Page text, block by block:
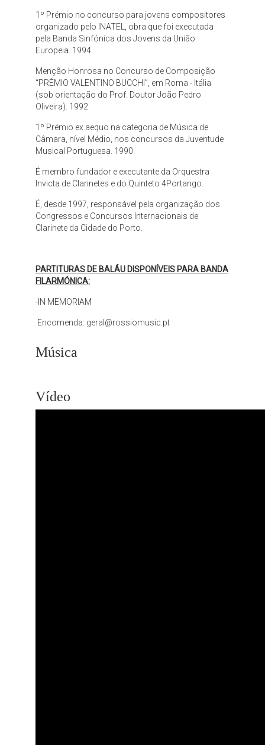
1º Prémio no concurso para jovens compositores
organizado pelo INATEL, obra que foi executada
pela Banda Sinfónica dos Jovens da União
Europeia. 1994.
Menção Honrosa no Concurso de Composição
“PRÉMIO VALENTINO BUCCHI”, em Roma - Itália
(sob orientação do Prof. Doutor João Pedro
Oliveira). 1992.
1º Prémio ex aequo na categoria de Música de
Câmara, nível Médio, nos concursos da Juventude
Musical Portuguesa. 1990.
É membro fundador e executante da Orquestra
Invicta de Clarinetes e do Quinteto 4Portango.
É, desde 1997, responsável pela organização dos
Congressos e Concursos Internacionais de
Clarinete da Cidade do Porto.
PARTITURAS DE BALÁU DISPONÍVEIS PARA BANDA
FILARMÓNICA:
-IN MEMORIAM
Encomenda: geral@rossiomusic.pt
Música
Vídeo